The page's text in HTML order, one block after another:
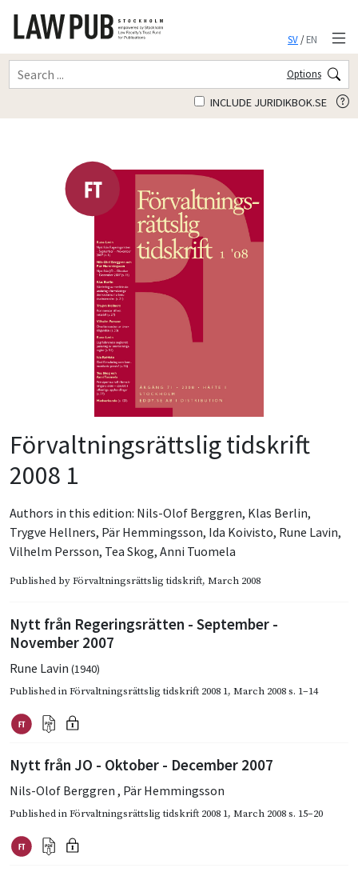
SV/EN
Options
INCLUDE JURIDIKBOK.SE
Förvaltningsrättslig tidskrift
2008 1
Authors in this edition: Nils-Olof Berggren, Klas Berlin,
Trygve Hellners, Pär Hemmingsson, Ida Koivisto, Rune Lavin,
Vilhelm Persson, Tea Skog, Anni Tuomela
Published byFörvaltningsrättslig tidskrift, March 2008
Nytt från Regeringsrätten - September -
November 2007
Rune Lavin (1940)
Published inFörvaltningsrättslig tidskrift 2008 1, March 2008s. 1–14
Nytt från JO - Oktober - December 2007
Nils-Olof Berggren , Pär Hemmingsson
Published inFörvaltningsrättslig tidskrift 2008 1, March 2008s. 15–20